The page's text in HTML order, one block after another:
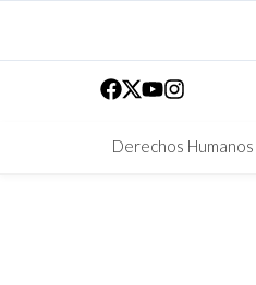
Derechos Humanos